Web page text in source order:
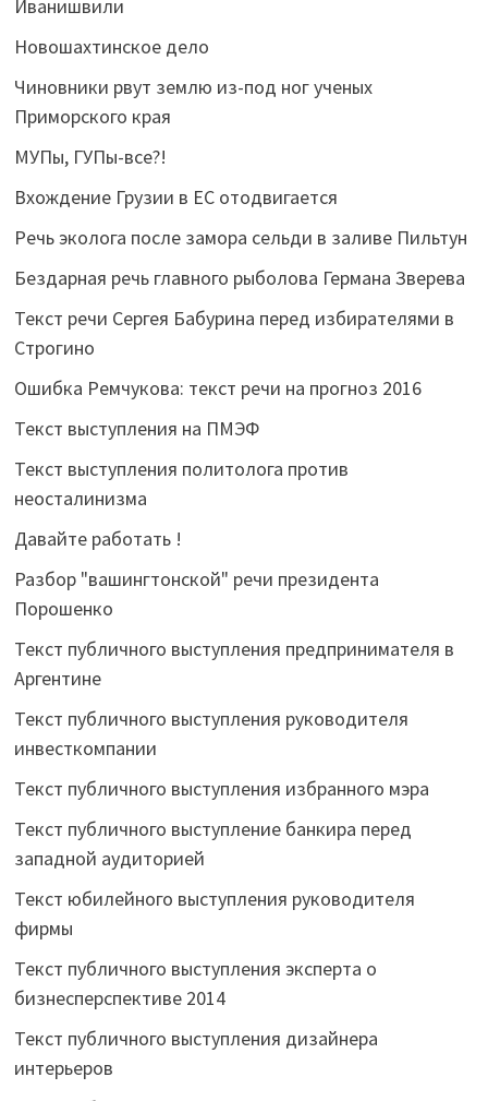
Иванишвили
Новошахтинское дело
Чиновники рвут землю из-под ног ученых
Приморского края
МУПы, ГУПы-все?!
Вхождение Грузии в ЕС отодвигается
Речь эколога после замора сельди в заливе Пильтун
Бездарная речь главного рыболова Германа Зверева
Текст речи Сергея Бабурина перед избирателями в
Строгино
Ошибка Ремчукова: текст речи на прогноз 2016
Текст выступления на ПМЭФ
Текст выступления политолога против
неосталинизма
Давайте работать !
Разбор "вашингтонской" речи президента
Порошенко
Текст публичного выступления предпринимателя в
Аргентине
Текст публичного выступления руководителя
инвесткомпании
Текст публичного выступления избранного мэра
Текст публичного выступление банкира перед
западной аудиторией
Текст юбилейного выступления руководителя
фирмы
Текст публичного выступления эксперта о
бизнесперспективе 2014
Текст публичного выступления дизайнера
интерьеров